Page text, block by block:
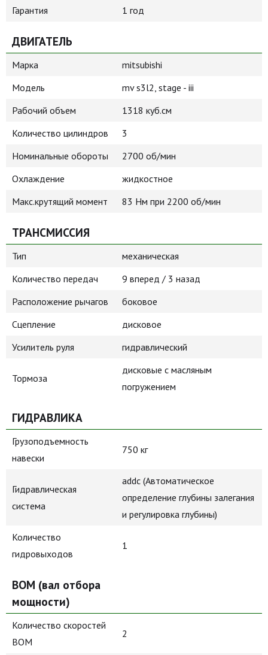
Гарантия 1 год
ДВИГАТЕЛЬ
Марка
mitsubishi
Модель
mv s3l2, stage - iii
Рабочий объем
1318 куб.см
Количество цилиндров
3
Номинальные обороты
2700 об/мин
Охлаждение
жидкостное
Макс.крутящий момент
83 Нм при 2200 об/мин
ТРАНСМИССИЯ
Тип
механическая
Количество передач
9 вперед / 3 назад
Расположение рычагов
боковое
Сцепление
дисковое
Усилитель руля
гидравлический
Тормоза
дисковые с масляным
погружением
ГИДРАВЛИКА
Грузоподъемность
навески
750 кг
Гидравлическая
система
addc (Автоматическое
определение глубины залегания
и регулировка глубины)
Количество
гидровыходов
1
ВОМ (вал отбора
мощности)
Количество скоростей
ВОМ
2